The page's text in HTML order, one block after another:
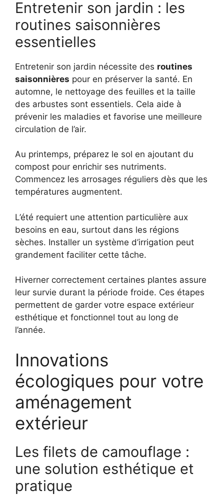
Entretenir son jardin : les
routines saisonnières
essentielles
Entretenir son jardin nécessite des routines
saisonnières pour en préserver la santé. En
automne, le nettoyage des feuilles et la taille
des arbustes sont essentiels. Cela aide à
prévenir les maladies et favorise une meilleure
circulation de l’air.
Au printemps, préparez le sol en ajoutant du
compost pour enrichir ses nutriments.
Commencez les arrosages réguliers dès que les
températures augmentent.
L’été requiert une attention particulière aux
besoins en eau, surtout dans les régions
sèches. Installer un système d’irrigation peut
grandement faciliter cette tâche.
Hiverner correctement certaines plantes assure
leur survie durant la période froide. Ces étapes
permettent de garder votre espace extérieur
esthétique et fonctionnel tout au long de
l’année.
Innovations
écologiques pour votre
aménagement
extérieur
Les filets de camouflage :
une solution esthétique et
pratique